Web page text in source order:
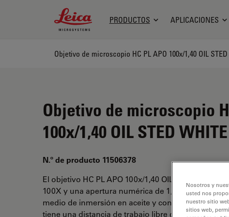
Leica Microsystems Logo
PRODUCTOS APLICACIONES
Objetivo de microscopio HC PL APO 100x/1,40 OIL
Objetivo de microscopio
100x/1,40 OIL STED WHITE
N.º de producto 11506378
El objetivo HC PL APO 100x/1,40 OIL STED WHITE
100X y una apertura numérica de 1,4mm. Para el
medio de inmersión en aceite y con una rosca de
tiene una distancia de trabajo libre de 0,13 mm y
Nosotros y
usted nos
nuestro sitio
sitios web,